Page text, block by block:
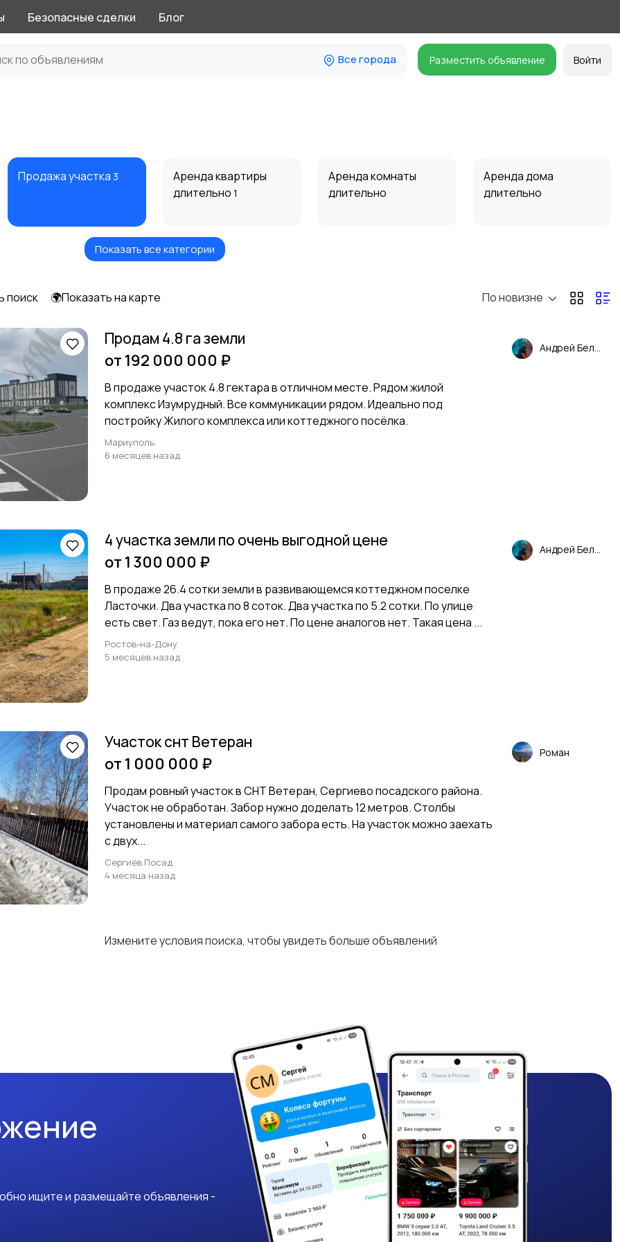
Безопасные сделки Блог
Все города Разместить объявление Войти
Продажа участка 3
Аренда квартиры
длительно 1
Аренда комнаты
длительно
Аренда дома
длительно
Аренда дома
Коммерческая
Показать все категории
поиск 🌍Показать на карте По новизне
Продам 4.8 га земли
от 192 000 000 ₽
В продаже участок 4.8 гектара в отличном месте. Рядом жилой
комплекс Изумрудный. Все коммуникации рядом. Идеально под
постройку Жилого комплекса или коттеджного посёлка.
Мариуполь
6 месяцев назад
Андрей Белоус
4 участка земли по очень выгодной цене
от 1 300 000 ₽
В продаже 26.4 сотки земли в развивающемся коттеджном поселке
Ласточки. Два участка по 8 соток. Два участка по 5.2 сотки. По улице
есть свет. Газ ведут, пока его нет. По цене аналогов нет. Такая цена ...
Ростов-на-Дону
5 месяцев назад
Андрей Белоус
Участок снт Ветеран
от 1 000 000 ₽
Продам ровный участок в СНТ Ветеран, Сергиево посадского района.
Участок не обработан. Забор нужно доделать 12 метров. Столбы
установлены и материал самого забора есть. На участок можно заехать
с двух...
Сергиев Посад
4 месяца назад
Роман
Измените условия поиска, чтобы увидеть больше объявлений
ищите и размещайте объявления -